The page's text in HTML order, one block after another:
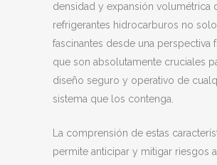
densidad y expansión volumétrica
refrigerantes hidrocarburos no
fascinantes desde una perspectiva
que son absolutamente cruciales
diseño seguro y operativo de
sistema que los contenga.
La comprensión de estas
permite anticipar y mitigar riesgos